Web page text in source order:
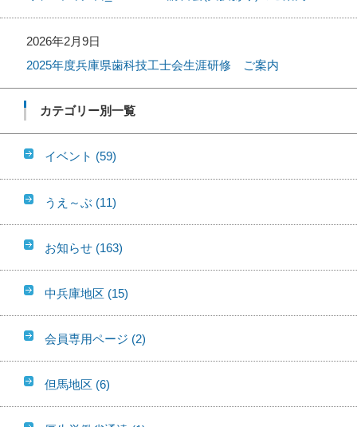
2026年2月9日
2025年度兵庫県歯科技工士会生涯研修 ご案内
カテゴリー別一覧
イベント (59)
うえ～ぶ (11)
お知らせ (163)
中兵庫地区 (15)
会員専用ページ (2)
但馬地区 (6)